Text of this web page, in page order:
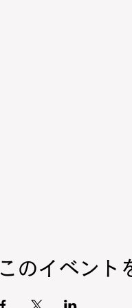
このイベント